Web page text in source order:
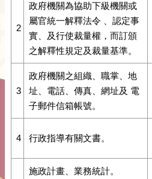
2
政府機關為協助下級機關或
屬官統一解釋法令 、認定事
實、及行使裁量權，而訂頒
之解釋性規定及裁量基準。
3
政府機關之組織、職掌、地
址、電話、傳真、網址及 電
子郵件信箱帳號。
4 行政指導有關文書。
施政計畫、業務統計。